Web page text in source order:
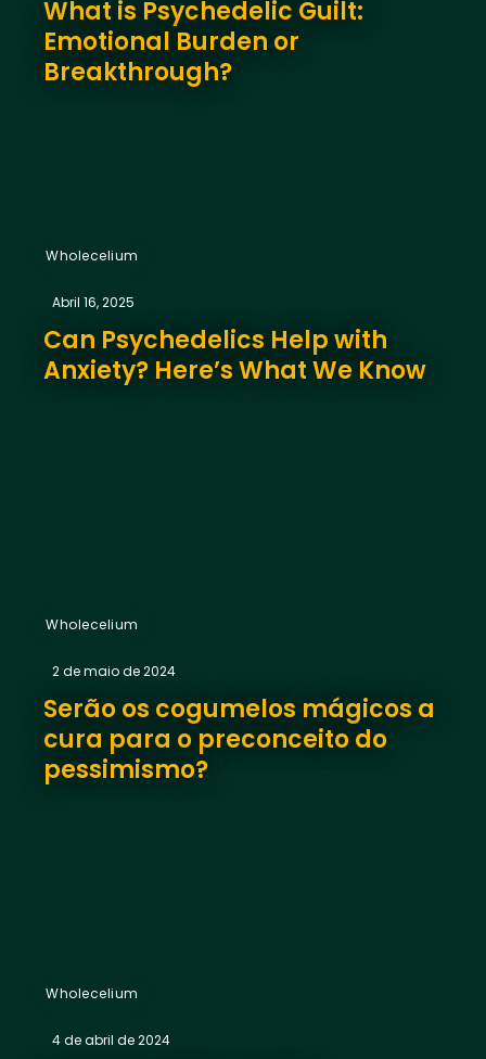
What is Psychedelic Guilt:
Emotional Burden or
Breakthrough?
Wholecelium
Abril 16, 2025
Can Psychedelics Help with
Anxiety? Here’s What We Know
Wholecelium
2 de maio de 2024
Serão os cogumelos mágicos a
cura para o preconceito do
pessimismo?
Wholecelium
4 de abril de 2024